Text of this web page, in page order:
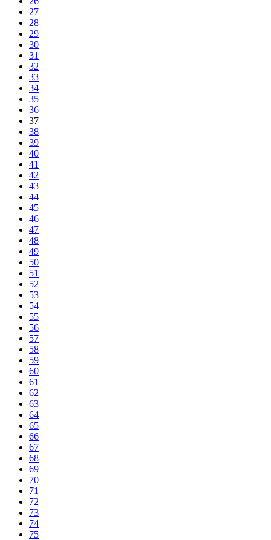
27
28
29
30
31
32
33
34
35
36
37
38
39
40
41
42
43
44
45
46
47
48
49
50
51
52
53
54
55
56
57
58
59
60
61
62
63
64
65
66
67
68
69
70
71
72
73
74
75